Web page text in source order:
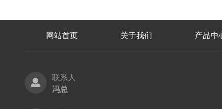
网站首页 关于我们 产品中
联系人
冯总